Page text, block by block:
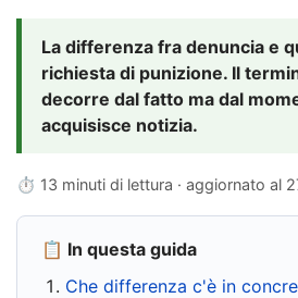
La differenza fra denuncia e
richiesta di punizione. Il
decorre dal fatto ma dal
acquisisce notizia.
⏱ 13 minuti di lettura · aggiornato al
📋 In questa guida
Che differenza c'è in